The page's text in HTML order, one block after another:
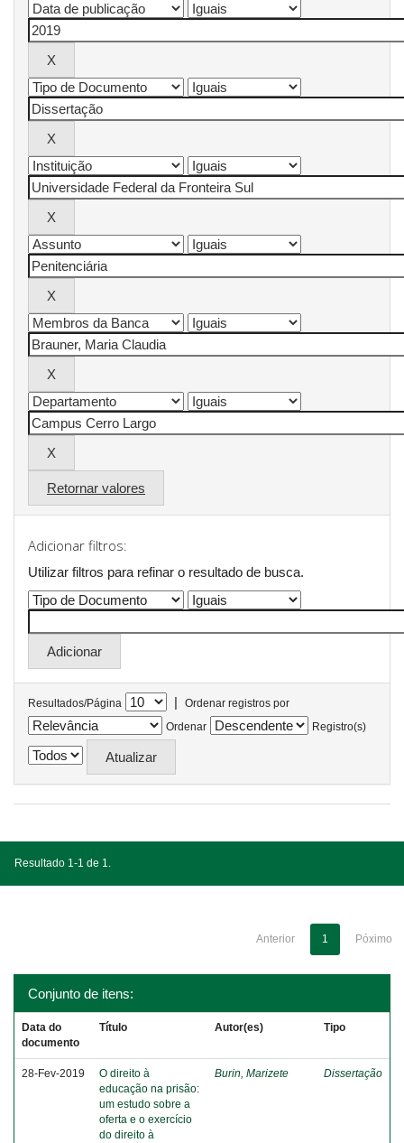
Retornar valores
Adicionar filtros:
Utilizar filtros para refinar o resultado de busca.
Resultados/Página |
Ordenar registros por
Ordenar
Registro(s)
Resultado 1-1 de 1.
Anterior 1 Póximo
Conjunto de itens:
Data do
documento
Título Autor(es) Tipo
28-Fev-2019
O direito à
educação na prisão:
um estudo sobre a
oferta e o exercício
do direito à
Burin, Marizete Dissertação